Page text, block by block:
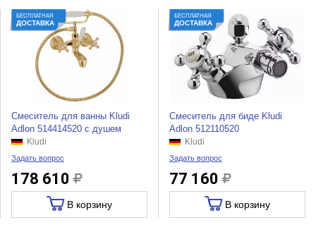
БЕСПЛАТНАЯ
ДОСТАВКА
Смеситель для ванны Kludi
Adlon 514414520 с душем
Kludi
Задать вопрос
178 610
В корзину
БЕСПЛАТНАЯ
ДОСТАВКА
Смеситель для биде Kludi
Adlon 512110520
Kludi
Задать вопрос
77 160
В корзину